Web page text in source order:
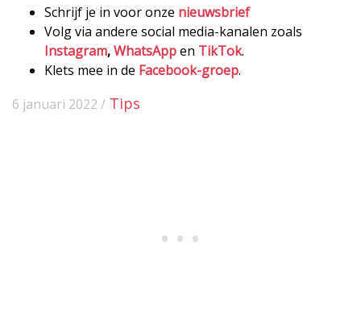
Schrijf je in voor onze nieuwsbrief
Volg via andere social media-kanalen zoals
Instagram,WhatsAppen TikTok.
Klets mee in de Facebook-groep.
6 januari 2022 / Tips